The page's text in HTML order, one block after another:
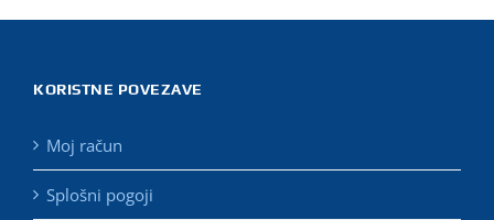
KORISTNE POVEZAVE
Moj račun
Splošni pogoji